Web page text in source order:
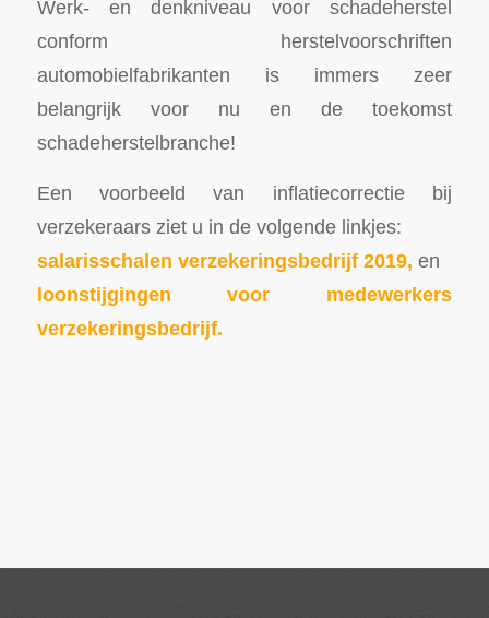
Werk- en denkniveau voor schadeherstel
conform herstelvoorschriften
automobielfabrikanten is immers zeer
belangrijk voor nu en de toekomst
schadeherstelbranche!
Een voorbeeld van inflatiecorrectie bij
verzekeraars ziet u in de volgende linkjes:
salarisschalen verzekeringsbedrijf 2019, en
loonstijgingen voor medewerkers
verzekeringsbedrijf.